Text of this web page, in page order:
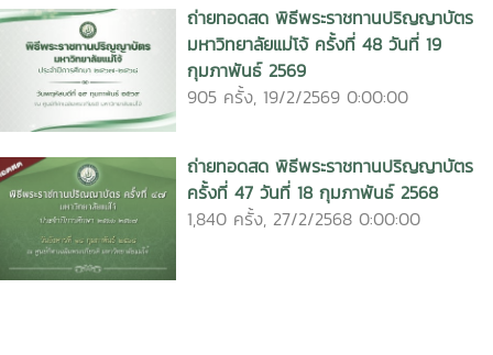
ถ่ายทอดสด พิธีพระราชทานปริญญาบัตร
มหาวิทยาลัยแม่โจ้ ครั้งที่ 48 วันที่ 19
กุมภาพันธ์ 2569
905 ครั้ง, 19/2/2569 0:00:00
ถ่ายทอดสด พิธีพระราชทานปริญญาบัตร
ครั้งที่ 47 วันที่ 18 กุมภาพันธ์ 2568
1,840 ครั้ง, 27/2/2568 0:00:00